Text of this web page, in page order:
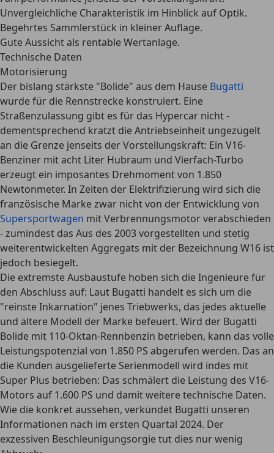
Unvergleichliche Charakteristik im Hinblick auf Optik.
Begehrtes Sammlerstück in kleiner Auflage.
Gute Aussicht als rentable Wertanlage.
Technische Daten
Motorisierung
Der bislang stärkste "Bolide" aus dem Hause Bugatti
wurde für die Rennstrecke konstruiert. Eine
Straßenzulassung gibt es für das Hypercar nicht -
dementsprechend kratzt die Antriebseinheit ungezügelt
an die Grenze jenseits der Vorstellungskraft: Ein V16-
Benziner mit acht Liter Hubraum und Vierfach-Turbo
erzeugt ein imposantes Drehmoment von 1.850
Newtonmeter. In Zeiten der Elektrifizierung wird sich die
französische Marke zwar nicht von der Entwicklung von
Supersportwagen mit Verbrennungsmotor verabschieden
- zumindest das Aus des 2003 vorgestellten und stetig
weiterentwickelten Aggregats mit der Bezeichnung W16 ist
jedoch besiegelt.
Die extremste Ausbaustufe hoben sich die Ingenieure für
den Abschluss auf: Laut Bugatti handelt es sich um die
"reinste Inkarnation" jenes Triebwerks, das jedes aktuelle
und ältere Modell der Marke befeuert. Wird der Bugatti
Bolide mit 110-Oktan-Rennbenzin betrieben, kann das volle
Leistungspotenzial von 1.850 PS abgerufen werden. Das an
die Kunden ausgelieferte Serienmodell wird indes mit
Super Plus betrieben: Das schmälert die Leistung des V16-
Motors auf 1.600 PS und damit weitere technische Daten.
Wie die konkret aussehen, verkündet Bugatti unseren
Informationen nach im ersten Quartal 2024. Der
exzessiven Beschleunigungsorgie tut dies nur wenig